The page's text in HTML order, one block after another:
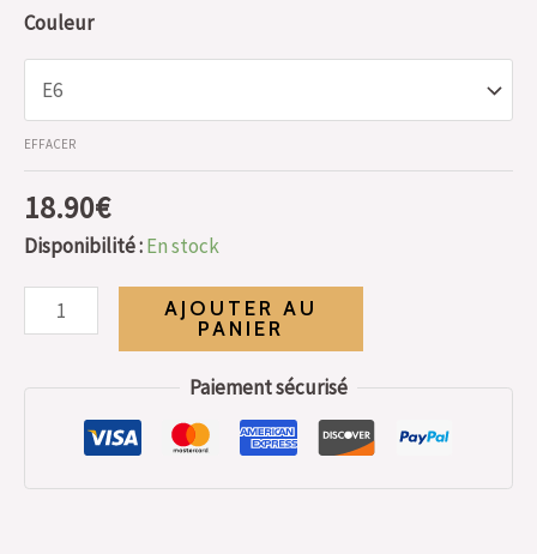
Couleur
EFFACER
18.90€
Disponibilité :En stock
AJOUTER AU
PANIER
Paiement sécurisé